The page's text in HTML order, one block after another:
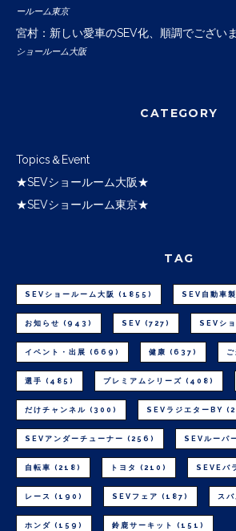
ールーム東京
宮村：新しい愛車のSEV化、順調でござい
ショールーム大阪
CATEGORY
Topics＆Event
★SEVショールーム大阪★
★SEVショールーム東京★
TAG
SEVショールーム大阪 (1855) SEV自動車
お知らせ (943) SEV (727) SEVシ
イベント・出展 (669) 健康 (637)
選手 (485) プレミアムシリーズ (408)
だけチャンネル (300) SEVラジエターBY
SEVアンダーチューナー (256) SEVルーパ
自転車 (218) トヨタ (210) SEVEバ
レース (190) SEVフェア (187) スバ
ホンダ (159) 鈴鹿サーキット (151)